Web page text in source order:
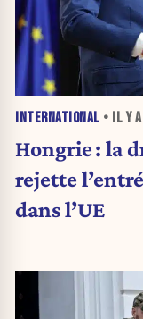
INTERNATIONAL • IL Y A
Hongrie : la
rejette
dans l’UE